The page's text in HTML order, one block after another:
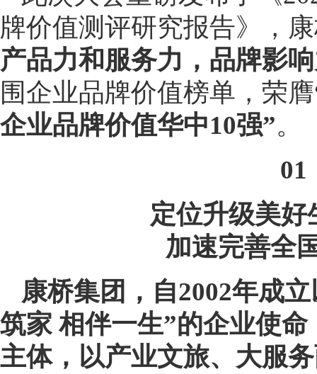
牌价值测评研究报告》，
产品力和服务力，品牌影
围企业品牌价值榜单，荣膺
企业品牌价值华中10强”。
01
定位升级美好
加速完善全
康桥集团，自2002年成
筑家 相伴一生”的企业使
主体，以产业文旅、大服